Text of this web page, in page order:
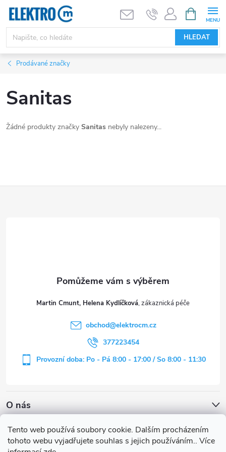
Tento web používá soubory cookie. Dalším procházením
tohoto webu vyjadřujete souhlas s jejich používáním.. Více
Přejít
obsah
HLEDAT
NÁKUPNÍ
KOŠÍK
Prodávané značky
Sanitas
Žádné produkty značky Sanitas nebyly nalezeny...
O nás
Martin Cmunt, Helena Kydlíčková
obchod@elektrocm.cz
377223454
Provozní doba: Po - Pá 8:00 - 17:00 / So 8:00 - 11:30